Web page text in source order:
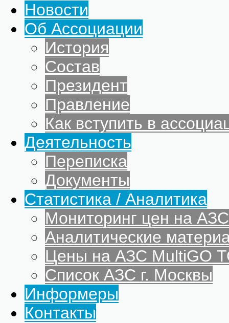
Новости
Об Ассоциации
История
Состав
Президент
Правление
Как вступить в
Деятельность
Переписка
Документы
Статистика / Аналитика
Мониторинг цен на
Аналитические
Цены на АЗС MultiGO
Список АЗС г. Москвы
Информеры
Контакты